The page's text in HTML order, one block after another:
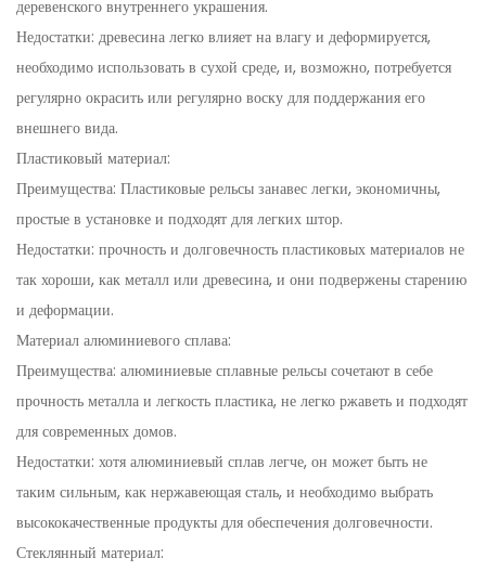
деревенского внутреннего украшения.
Недостатки: древесина легко влияет на влагу и деформируется,
необходимо использовать в сухой среде, и, возможно, потребуется
регулярно окрасить или регулярно воску для поддержания его
внешнего вида.
Пластиковый материал:
Преимущества: Пластиковые рельсы занавес легки, экономичны,
простые в установке и подходят для легких штор.
Недостатки: прочность и долговечность пластиковых материалов не
так хороши, как металл или древесина, и они подвержены старению
и деформации.
Материал алюминиевого сплава:
Преимущества: алюминиевые сплавные рельсы сочетают в себе
прочность металла и легкость пластика, не легко ржаветь и подходят
для современных домов.
Недостатки: хотя алюминиевый сплав легче, он может быть не
таким сильным, как нержавеющая сталь, и необходимо выбрать
высококачественные продукты для обеспечения долговечности.
Стеклянный материал: